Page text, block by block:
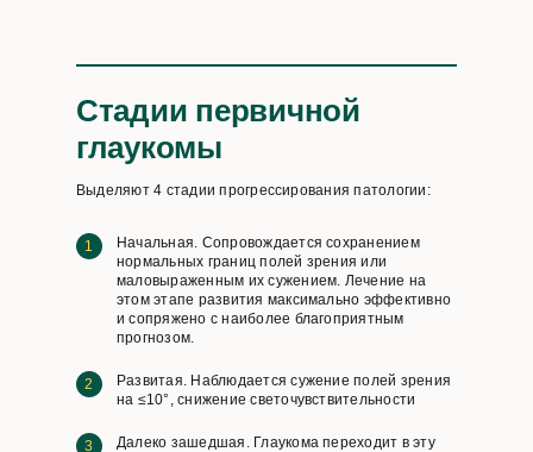
Стадии первичной
глаукомы
Выделяют 4 стадии прогрессирования патологии:
Начальная. Сопровождается сохранением
нормальных границ полей зрения или
маловыраженным их сужением. Лечение на
этом этапе развития максимально эффективно
и сопряжено с наиболее благоприятным
прогнозом.
Развитая. Наблюдается сужение полей зрения
на ≤10°, снижение светочувствительности
Далеко зашедшая. Глаукома переходит в эту